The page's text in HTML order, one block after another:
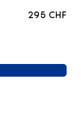
295 CHF